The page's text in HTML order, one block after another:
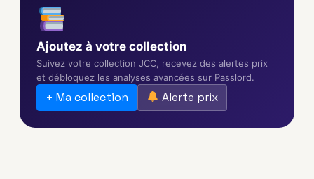
Ajoutez à votre collection
Suivez votre collection JCC, recevez des alertes prix
et débloquez les analyses avancées sur Passlord.
+ Ma collection Alerte prix